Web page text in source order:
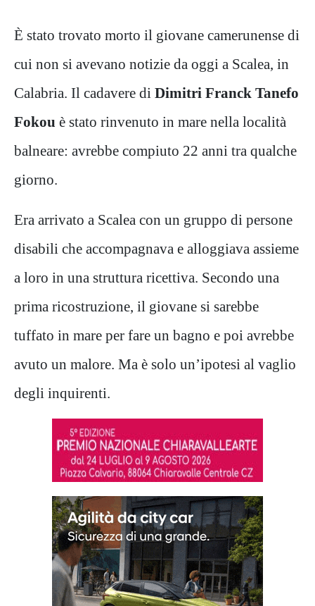
È stato trovato morto il giovane camerunense di
cui non si avevano notizie da oggi a Scalea, in
Calabria. Il cadavere di Dimitri Franck Tanefo
Fokou è stato rinvenuto in mare nella località
balneare: avrebbe compiuto 22 anni tra qualche
giorno.
Era arrivato a Scalea con un gruppo di persone
disabili che accompagnava e alloggiava assieme
a loro in una struttura ricettiva. Secondo una
prima ricostruzione, il giovane si sarebbe
tuffato in mare per fare un bagno e poi avrebbe
avuto un malore. Ma è solo un’ipotesi al vaglio
degli inquirenti.